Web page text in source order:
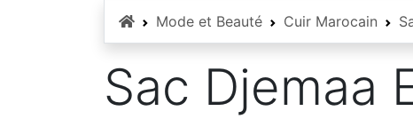
AccueilMode et Beauté Cuir Marocain
Sac Djemaa